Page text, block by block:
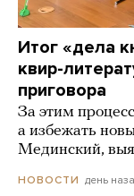
Итог «дела
квир-
приговора
За этим
а избежать
Мединский,
НОВОСТИ день